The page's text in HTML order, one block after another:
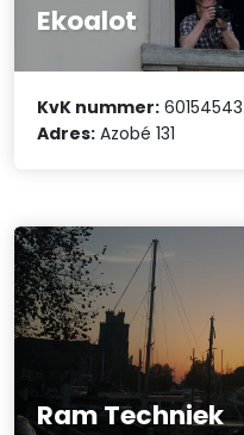
Ekoalot
KvK nummer: 60154543
Adres: Azobé 131
Ram Techniek